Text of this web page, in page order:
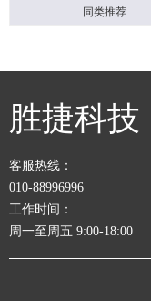
同类推荐
胜捷科技
客服热线：
010-88996996
工作时间：
周一至周五 9:00-18:00